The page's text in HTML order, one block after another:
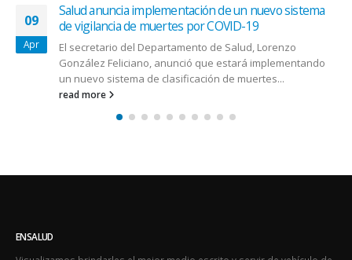
25
Jun
LA FDA de los EE. UU. aprueba una indicación
expandida para MAVYRET®
(Glecaprevir/Pibrentasvir) de AbbVie como el primero
y único tratamiento para personas con el virus de
hepatitis C agudo
AbbVie (NYSE: ABBV) anunció hoy que la Administración de